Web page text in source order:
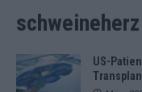
schweineherz
US-